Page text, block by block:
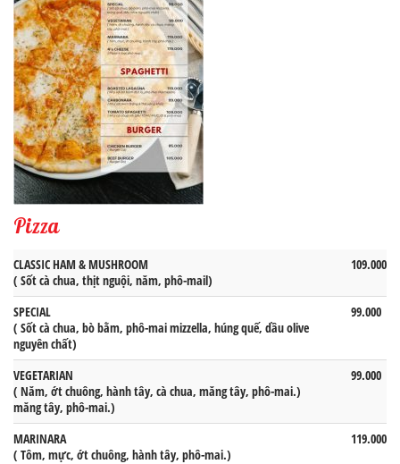
Pizza
CLASSIC HAM & MUSHROOM
( Sốt cà chua, thịt nguội, năm, phô-mail)
109.000
SPECIAL
( Sốt cà chua, bò bằm, phô-mai mizzella, húng quế, dầu olive
nguyên chất)
99.000
VEGETARIAN
( Năm, ớt chuông, hành tây, cà chua, măng tây, phô-mai.)
măng tây, phô-mai.)
99.000
MARINARA
( Tôm, mực, ớt chuông, hành tây, phô-mai.)
119.000